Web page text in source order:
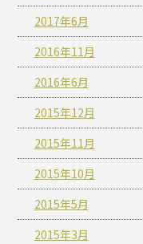
2017年6月
2016年11月
2016年6月
2015年12月
2015年11月
2015年10月
2015年5月
2015年3月